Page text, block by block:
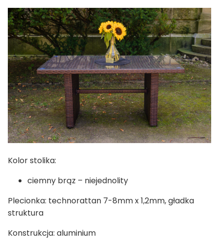
Kolor stolika:
ciemny brąz – niejednolity
Plecionka: technorattan 7-8mm x 1,2mm, gładka
struktura
Konstrukcja: aluminium